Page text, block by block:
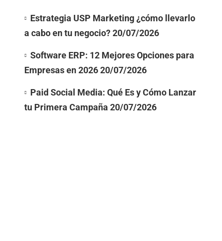
Estrategia USP Marketing ¿cómo llevarlo
a cabo en tu negocio?20/07/2026
Software ERP: 12 Mejores Opciones para
Empresas en 202620/07/2026
Paid Social Media: Qué Es y Cómo Lanzar
tu Primera Campaña 20/07/2026